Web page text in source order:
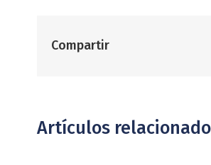
Compartir
Artículos